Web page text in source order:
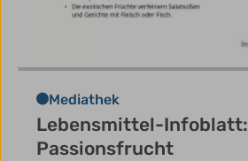
Mediathek
Lebensmittel-Infoblatt:
Passionsfrucht